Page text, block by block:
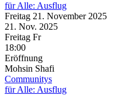
für Alle: Ausflug
Freitag 21. November 2025
21. Nov. 2025
Freitag Fr
18:00
Eröffnung
Mohsin Shafi
Communitys
für Alle: Ausflug